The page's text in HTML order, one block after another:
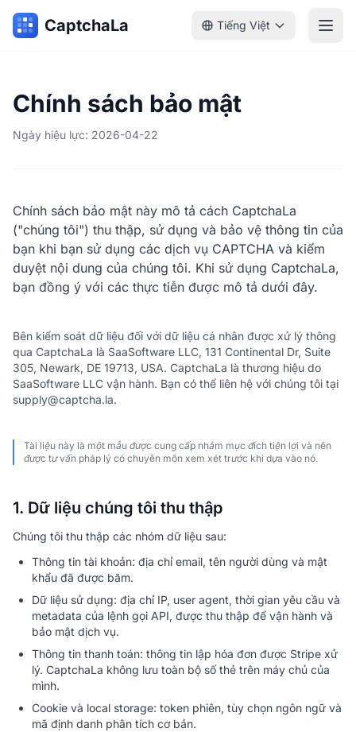
CaptchaLa Tiếng Việt
Chính sách bảo mật
Ngày hiệu lực: 2026-04-22
Chính sách bảo mật này mô tả cách CaptchaLa
("chúng tôi") thu thập, sử dụng và bảo vệ thông tin của
bạn khi bạn sử dụng các dịch vụ CAPTCHA và kiểm
duyệt nội dung của chúng tôi. Khi sử dụng CaptchaLa,
bạn đồng ý với các thực tiễn được mô tả dưới đây.
Bên kiểm soát dữ liệu đối với dữ liệu cá nhân được xử lý thông
qua CaptchaLa là SaaSoftware LLC, 131 Continental Dr, Suite
305, Newark, DE 19713, USA. CaptchaLa là thương hiệu do
SaaSoftware LLC vận hành. Bạn có thể liên hệ với chúng tôi tại
supply@captcha.la.
Tài liệu này là một mẫu được cung cấp nhằm mục đích tiện lợi và nên
được tư vấn pháp lý có chuyên môn xem xét trước khi dựa vào nó.
1. Dữ liệu chúng tôi thu thập
Chúng tôi thu thập các nhóm dữ liệu sau:
Thông tin tài khoản: địa chỉ email, tên người dùng và mật
khẩu đã được băm.
Dữ liệu sử dụng: địa chỉ IP, user agent, thời gian yêu cầu và
metadata của lệnh gọi API, được thu thập để vận hành và
bảo mật dịch vụ.
Thông tin thanh toán: thông tin lập hóa đơn được Stripe xử
lý. CaptchaLa không lưu toàn bộ số thẻ trên máy chủ của
mình.
Cookie và local storage: token phiên, tùy chọn ngôn ngữ và
mã định danh phân tích cơ bản.